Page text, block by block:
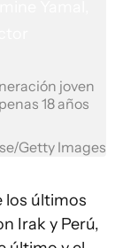
joven
18 años
Getty Images
los últimos
Irak y Perú,